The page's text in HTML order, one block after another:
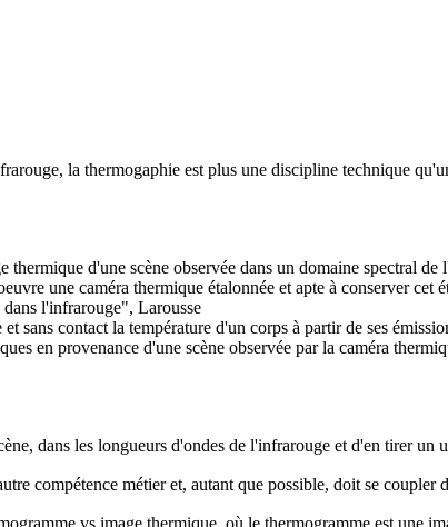
, la thermogaphie est plus une discipline technique
d'une scène observée dans un domaine spectral de
une caméra thermique étalonnée et apte à conserver cet
dans l'infrarouge", Larousse
sans contact la température d'un corps à partir de ses
en provenance d'une scène observée par la caméra
dans les longueurs d'ondes de l'infrarouge et d'en tirer un
compétence métier et, autant que possible, doit se